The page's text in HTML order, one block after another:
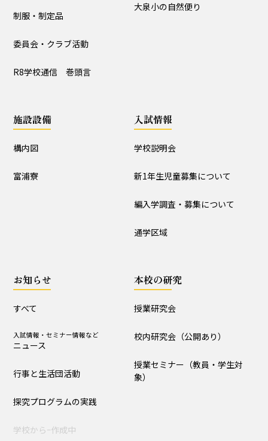
学校の歌
昔の大泉小
施設設備
入試情報
学校説明会
新1年生児童募集について
通学区域
ニュース
行事と生活団活動
探究プログラムの実践
学校からｰ作成中
本校の研究
授業研究会
授業セミナー（教員・学生
制服・制定品
委員会・クラブ活動
R8学校通信 巻頭言
大泉小の自然便り
施設設備
構内図
富浦寮
入試情報
学校説明会
新1年生児童募集について
編入学調査・募集について
通学区域
お知らせ
すべて
入試情報・セミナー情報など
ニュース
行事と生活団活動
探究プログラムの実践
学校からｰ作成中
本校の研究
授業研究会
校内研究会（公開あり）
授業セミナー（教員・学生対
象）